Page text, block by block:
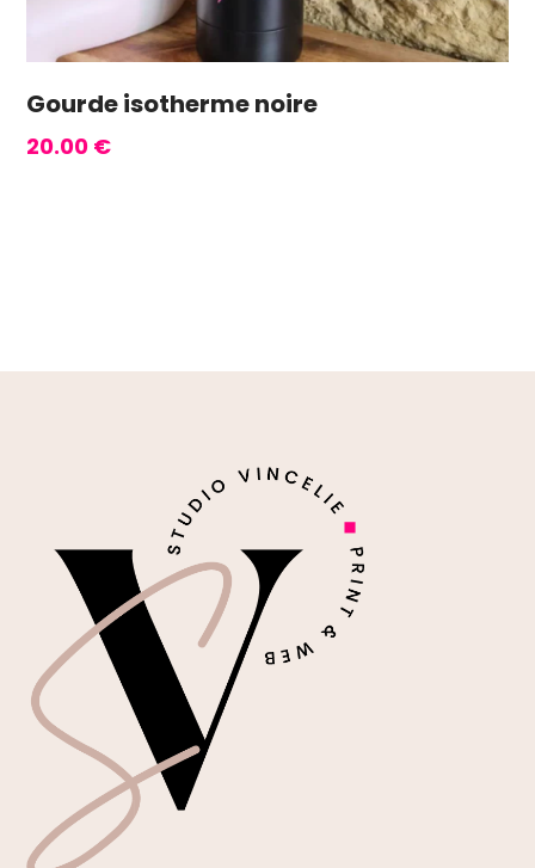
Gourde isotherme noire
20.00 €